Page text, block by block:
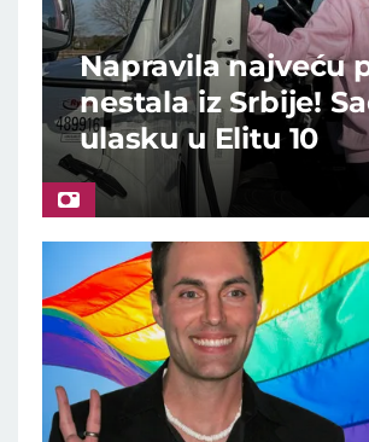
Napravila najveću
nestala iz Srbije!
ulasku u Elitu 10